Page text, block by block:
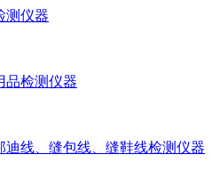
测仪器
品检测仪器
线、缝包线、缝鞋线检测仪器